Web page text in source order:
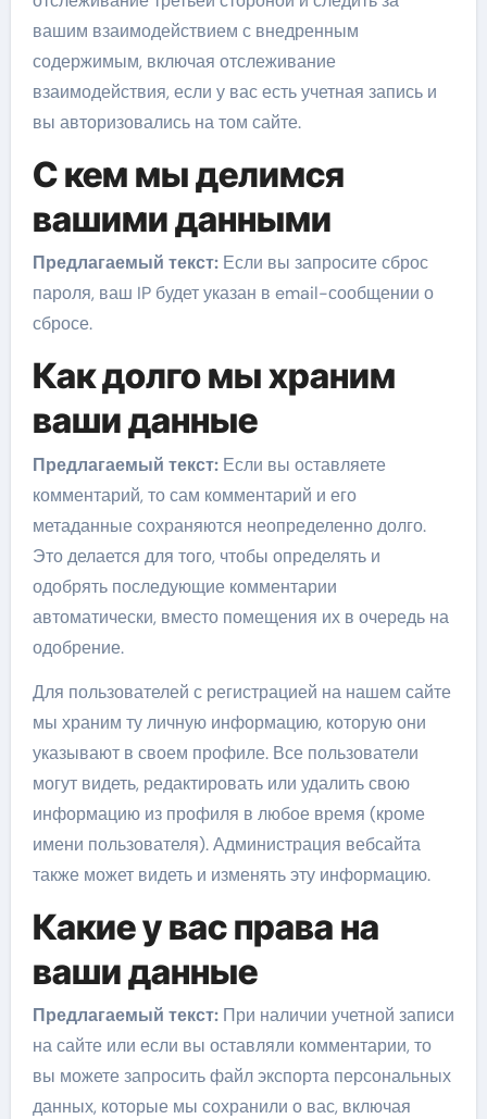
вашим взаимодействием с внедренным
содержимым, включая отслеживание
взаимодействия, если у вас есть учетная запись и
вы авторизовались на том сайте.
С кем мы делимся
вашими данными
Предлагаемый текст: Если вы запросите сброс
пароля, ваш IP будет указан в email-сообщении о
сбросе.
Как долго мы храним
ваши данные
Предлагаемый текст: Если вы оставляете
комментарий, то сам комментарий и его
метаданные сохраняются неопределенно долго.
Это делается для того, чтобы определять и
одобрять последующие комментарии
автоматически, вместо помещения их в очередь на
одобрение.
Для пользователей с регистрацией на нашем сайте
мы храним ту личную информацию, которую они
указывают в своем профиле. Все пользователи
могут видеть, редактировать или удалить свою
информацию из профиля в любое время (кроме
имени пользователя). Администрация вебсайта
также может видеть и изменять эту информацию.
Какие у вас права на
ваши данные
Предлагаемый текст: При наличии учетной записи
на сайте или если вы оставляли комментарии, то
вы можете запросить файл экспорта персональных
данных, которые мы сохранили о вас, включая